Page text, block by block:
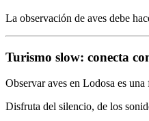
La observación de aves debe
Turismo slow: conecta
Observar aves en Lodosa es
Disfruta del silencio, de los